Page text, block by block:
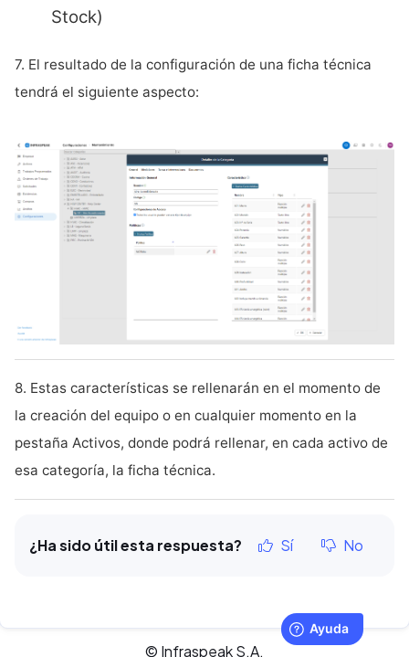
Stock)
7. El resultado de la configuración de una ficha técnica
tendrá el siguiente aspecto:
8. Estas características se rellenarán en el momento de
la creación del equipo o en cualquier momento en la
pestaña Activos, donde podrá rellenar, en cada activo de
esa categoría, la ficha técnica.
¿Ha sido útil esta respuesta? Sí No
© Infraspeak S.A.